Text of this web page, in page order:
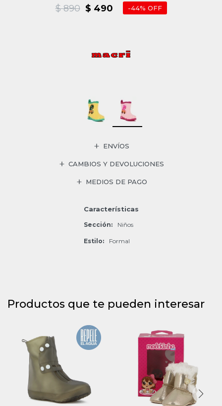
$ 490
$ 890 44
ENVÍOS
CAMBIOS Y DEVOLUCIONES
MEDIOS DE PAGO
Características
Sección Niños
Estilo Formal
Productos que te pueden interesar